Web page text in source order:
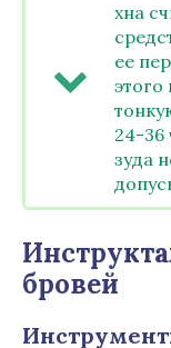
хна
ее
этого
24-36
зуда
бровей